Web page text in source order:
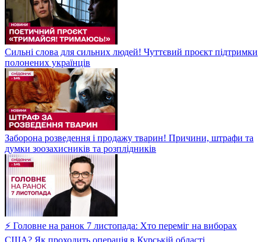
Сильні слова для сильних людей! Чуттєвий проєкт підтримки
полонених українців
Заборона розведення і продажу тварин! Причини, штрафи та
думки зоозахисників та розплідників
⚡ Головне на ранок 7 листопада: Хто переміг на виборах
США? Як проходить операція в Курській області